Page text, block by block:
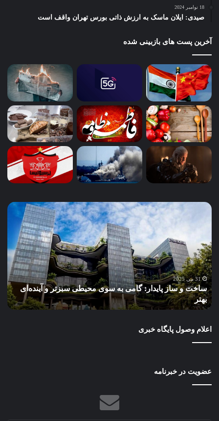
18 نوامبر 2024
صیدی: ایلان ماسک به ارزش ذاتی بورس تهران واقف است
آخرین پست های بازبینی شده
به سوی محیطی سبزتر و آینده‌ای
آب،
چالش
امروز،
پایداری
فردا:
نگاهی
نو
مدیریت
منابع
آب
4 می 2025
آب، چالش امروز، پایداری
در طرح‌های عمرانی ایران
اعلام وصول پایگاه خبری
عضویت در خبرنامه